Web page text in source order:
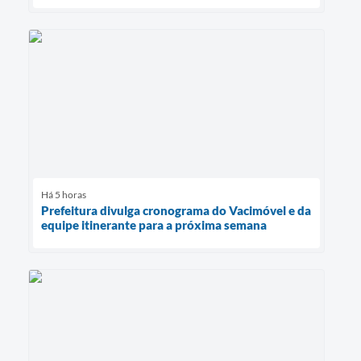
Há 5 horas
Prefeitura divulga cronograma do Vacimóvel e da
equipe itinerante para a próxima semana